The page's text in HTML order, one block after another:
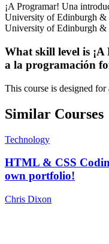
¡A Programar! Una
University of Edinburgh &
University of Edinburgh &
What skill level is
a la programación
This course is designed for
Similar Courses
Technology
HTML & CSS
own portfolio!
Chris Dixon